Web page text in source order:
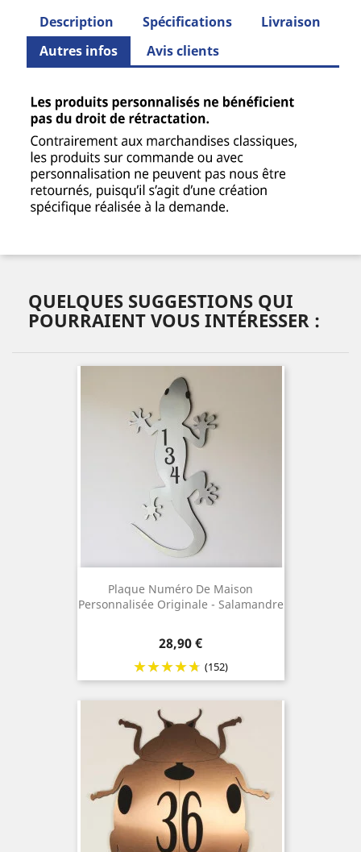
Description Spécifications
Livraison
Autres infos
Avis clients
QUELQUES SUGGESTIONS QUI
POURRAIENT VOUS INTÉRESSER :
Plaque Numéro De Maison
Personnalisée Originale - Salamandre
Prix
28,90 €
(152)